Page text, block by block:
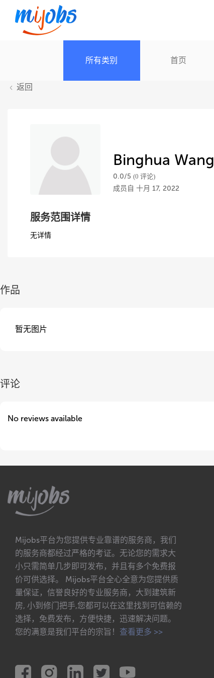
所有类别 首页
返回
Binghua Wang
0.0/5 (0 评论)
成员自 十月 17, 2022
服务范围详情
无详情
作品
暂无图片
评论
No reviews available
Mijobs平台为您提供专业靠谱的服务商，我们
的服务商都经过严格的考证。无论您的需求大
小只需简单几步即可发布，并且有多个免费报
价可供选择。 Mijobs平台全心全意为您提供质
量保证，信誉良好的专业服务商，大到建筑新
房, 小到修门把手,您都可以在这里找到可信赖的
选择，免费发布，方便快捷，迅速解决问题。
您的满意是我们平台的宗旨！ 查看更多 >>